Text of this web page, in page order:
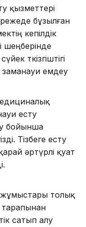
қызметтері
бұзылған
кепілдік
шеңберінде
өткізгіштігі
емдеу
есту
бойынша
Тізбеге есту
әртүрлі қуат
толық
тарапынан
сатып алу